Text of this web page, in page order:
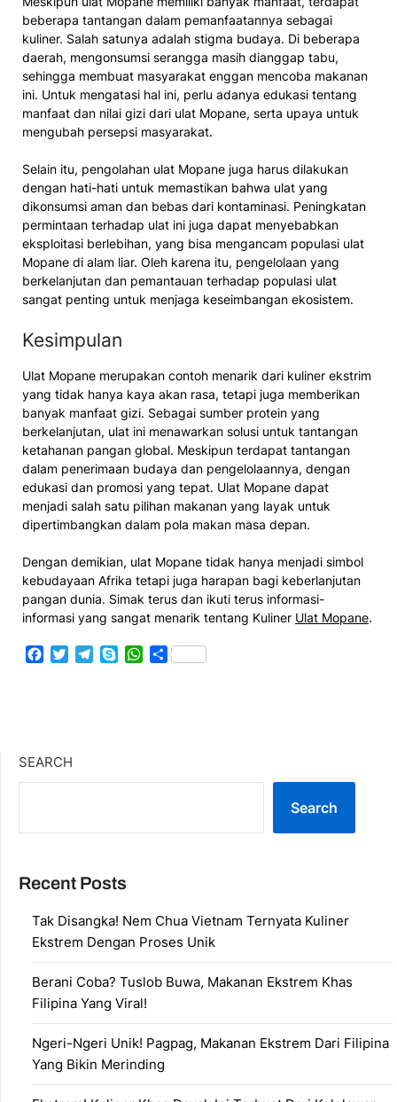
beberapa tantangan dalam pemanfaatannya sebagai
kuliner. Salah satunya adalah stigma budaya. Di beberapa
daerah, mengonsumsi serangga masih dianggap tabu,
sehingga membuat masyarakat enggan mencoba makanan
ini. Untuk mengatasi hal ini, perlu adanya edukasi tentang
manfaat dan nilai gizi dari ulat Mopane, serta upaya untuk
mengubah persepsi masyarakat.
Selain itu, pengolahan ulat Mopane juga harus dilakukan
dengan hati-hati untuk memastikan bahwa ulat yang
dikonsumsi aman dan bebas dari kontaminasi. Peningkatan
permintaan terhadap ulat ini juga dapat menyebabkan
eksploitasi berlebihan, yang bisa mengancam populasi ulat
Mopane di alam liar. Oleh karena itu, pengelolaan yang
berkelanjutan dan pemantauan terhadap populasi ulat
sangat penting untuk menjaga keseimbangan ekosistem.
Kesimpulan
Ulat Mopane merupakan contoh menarik dari kuliner ekstrim
yang tidak hanya kaya akan rasa, tetapi juga memberikan
banyak manfaat gizi. Sebagai sumber protein yang
berkelanjutan, ulat ini menawarkan solusi untuk tantangan
ketahanan pangan global. Meskipun terdapat tantangan
dalam penerimaan budaya dan pengelolaannya, dengan
edukasi dan promosi yang tepat. Ulat Mopane dapat
menjadi salah satu pilihan makanan yang layak untuk
dipertimbangkan dalam pola makan masa depan.
Dengan demikian, ulat Mopane tidak hanya menjadi simbol
kebudayaan Afrika tetapi juga harapan bagi keberlanjutan
pangan dunia. Simak terus dan ikuti terus informasi-
informasi yang sangat menarik tentang Kuliner Ulat Mopane.
Facebook
TwitterTelegram
SkypeWhatsApp
Share
SEARCH
Search
Recent Posts
Tak Disangka! Nem Chua Vietnam Ternyata Kuliner
Ekstrem Dengan Proses Unik
Berani Coba? Tuslob Buwa, Makanan Ekstrem Khas
Filipina Yang Viral!
Ngeri-Ngeri Unik! Pagpag, Makanan Ekstrem Dari Filipina
Yang Bikin Merinding